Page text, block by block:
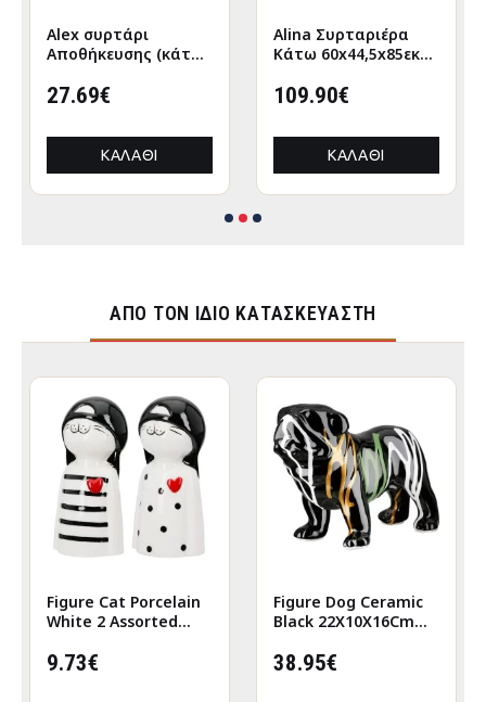
Alex συρτάρι
Αποθήκευσης (κάτω
120x63εκ Λευκό-
27.69€
ΚΑΛΆΘΙ
Alina Συρταριέρα
Κάτω 60x44,5x85εκ
109.90€
ΚΑΛΆΘΙ
ΑΠΌ ΤΟΝ ΊΔΙΟ ΚΑΤΑΣΚΕΥΑΣΤΉ
Figure Cat Porcelain
White 2 Assorted
9.73€
Figure Dog Ceramic
Black 22X10X16Cm
38.95€